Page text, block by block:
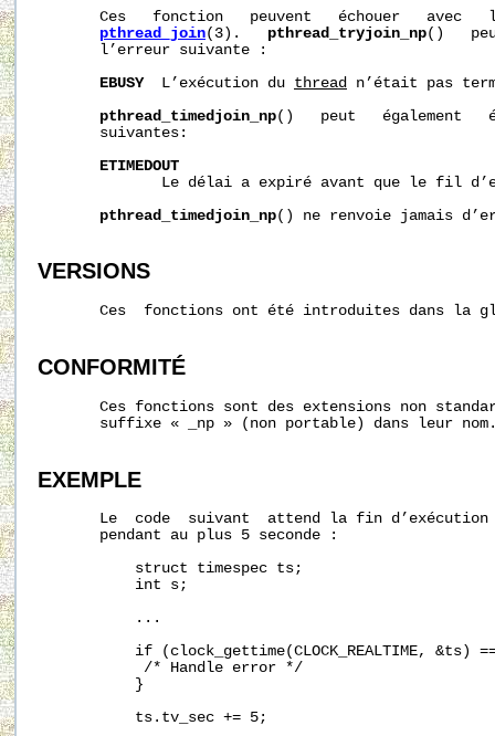
Ces   fonction   peuvent   échouer   avec
pthread_join(3). pthread_tryjoin_np()
       l’erreur suivante :
EBUSY
  L’exécution du
thread
n’était pas
pthread_timedjoin_np()   peut   également
       suivantes:
ETIMEDOUT
Le délai a expiré avant que le fil
pthread_timedjoin_np() ne renvoie jamais
VERSIONS
Ces  fonctions ont été introduites dans la
CONFORMITÉ
Ces fonctions sont des extensions non
suffixe « _np » (non portable) dans leur
EXEMPLE
Le  code  suivant  attend la fin
       pendant au plus 5 seconde :
           struct timespec ts;
           int s;
           ...
if (clock_gettime(CLOCK_REALTIME, &ts)
            /* Handle error */
           }
           ts.tv_sec += 5;